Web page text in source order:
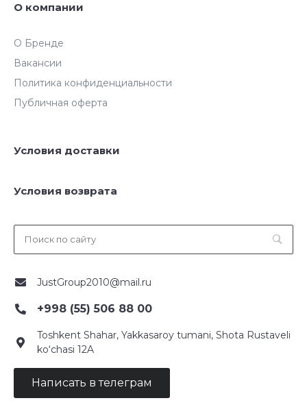
О компании
О Бренде
Вакансии
Политика конфиденциальности
Публичная оферта
Условия доставки
Условия возврата
JustGroup2010@mail.ru
+998 (55) 506 88 00
Toshkent Shahar, Yakkasaroy tumani, Shota Rustaveli
ko‘chasi 12A
Написать в телеграм